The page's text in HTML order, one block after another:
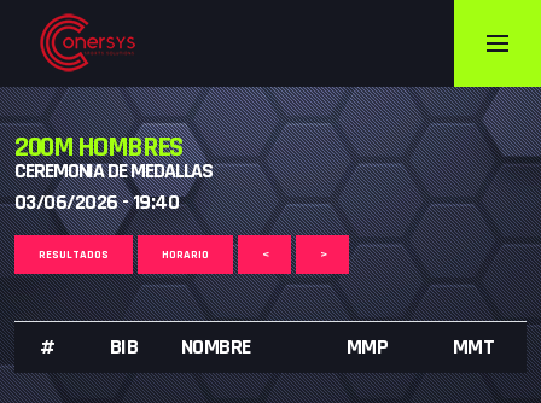
200M HOMBRES
CEREMONIA DE MEDALLAS
03/06/2026 - 19:40
RESULTADOS HORARIO < >
# BIB NOMBRE MMP MMT